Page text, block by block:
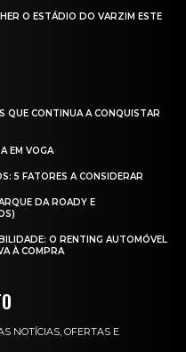
O ESTÁDIO DO VARZIM ESTE
QUE CONTINUA A CONQUISTAR
EM VOGA
5 FATORES A CONSIDERAR
DA ROADY E
O RENTING AUTOMÓVEL
À COMPRA
NOTÍCIAS, OFERTAS E